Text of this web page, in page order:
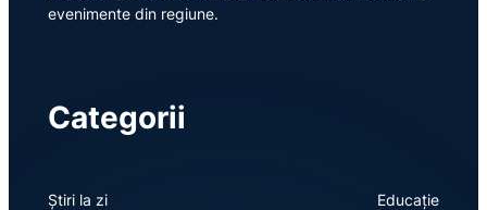
evenimente din regiune.
Categorii
Știri la zi Educație